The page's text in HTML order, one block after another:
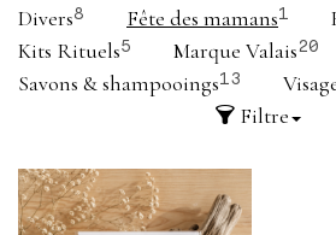
Divers8 Fête des mamans1
Kits Rituels5 Marque Valais20
Savons & shampooings13
Filtre